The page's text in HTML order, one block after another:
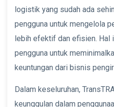
logistik yang sudah ada
pengguna untuk mengelola
lebih efektif dan efisien. Hal
pengguna untuk
keuntungan dari bisnis
Dalam keseluruhan,
keunggulan dalam